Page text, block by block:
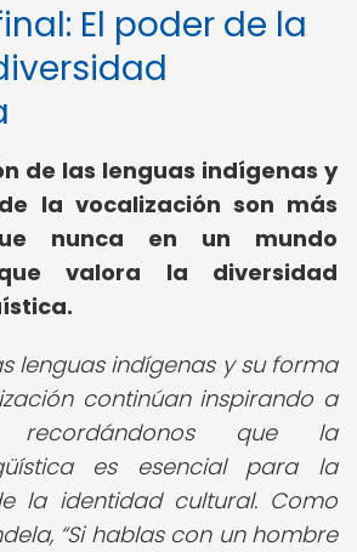
El poder de la
de las lenguas indígenas y
la vocalización son más
nunca en un mundo
valora la diversidad
lenguas indígenas y su forma
continúan inspirando a
recordándonos que la
es esencial para la
la identidad cultural. Como
Si hablas con un hombre